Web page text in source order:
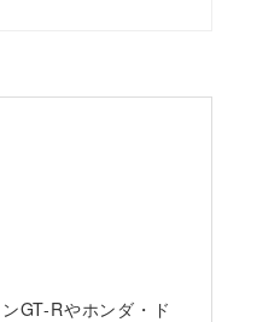
GT-Rやホンダ・ド